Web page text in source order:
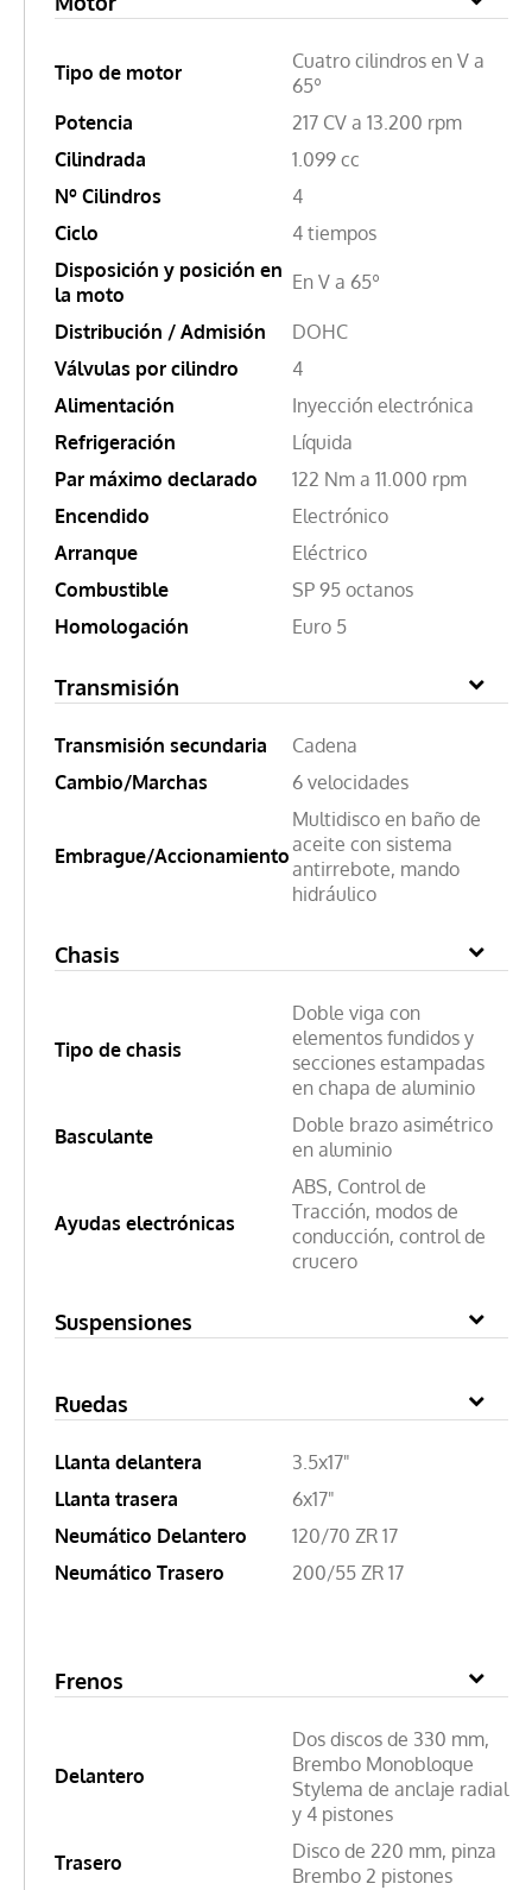
Tipo de motor
Cuatro cilindros en V a
65º
Potencia
217 CV a 13.200 rpm
Cilindrada
1.099 cc
Nº Cilindros
4
Ciclo
4 tiempos
Disposición y posición en
la moto
En V a 65º
Distribución / Admisión
DOHC
Válvulas por cilindro
4
Alimentación
Inyección electrónica
Refrigeración
Líquida
Par máximo declarado
122 Nm a 11.000 rpm
Encendido
Electrónico
Arranque
Eléctrico
Combustible
SP 95 octanos
Homologación
Euro 5
Transmisión
Transmisión secundaria
Cadena
Cambio/Marchas
6 velocidades
Embrague/Accionamiento
Multidisco en baño de
aceite con sistema
antirrebote, mando
hidráulico
Chasis
Tipo de chasis
Doble viga con
elementos fundidos y
secciones estampadas
en chapa de aluminio
Basculante
Doble brazo asimétrico
en aluminio
Ayudas electrónicas
ABS, Control de
Tracción, modos de
conducción, control de
crucero
Suspensiones
Ruedas
Llanta delantera
3.5x17"
Llanta trasera
6x17"
Neumático Delantero
120/70 ZR 17
Neumático Trasero
200/55 ZR 17
Frenos
Delantero
Dos discos de 330 mm,
Brembo Monobloque
Stylema de anclaje radial
y 4 pistones
Trasero
Disco de 220 mm, pinza
Brembo 2 pistones